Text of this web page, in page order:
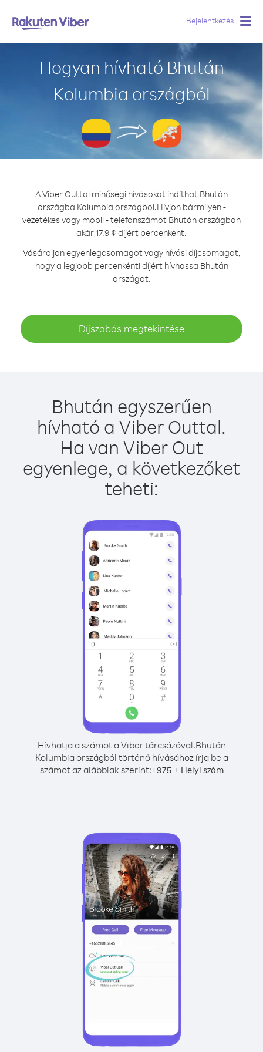
Bejelentkezés
Hogyan hívható Bhután
Kolumbia országból
A Viber Outtal minőségi hívásokat indíthat Bhután
országba Kolumbia országból.Hívjon bármilyen -
vezetékes vagy mobil - telefonszámot Bhután országban
akár 17.9 ¢ díjért percenként.
Vásároljon egyenlegcsomagot vagy hívási díjcsomagot,
hogy a legjobb percenkénti díjért hívhassa Bhután
országot.
Díjszabás megtekintése
Bhután egyszerűen
hívható a Viber Outtal.
Ha van Viber Out
egyenlege, a következőket
teheti:
Hívhatja a számot a Viber tárcsázóval.Bhután
Kolumbia országból történő hívásához írja be a
számot az alábbiak szerint:+975+ Helyi szám